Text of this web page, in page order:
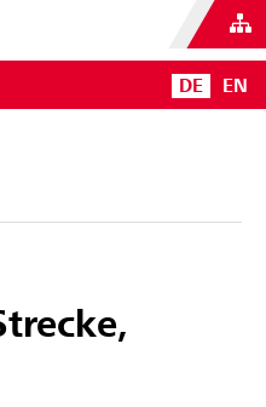
DE EN